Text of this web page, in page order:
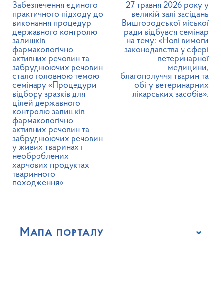
Забезпечення єдиного
практичного підходу до
виконання процедур
державного контролю
залишків
фармакологічно
активних речовин та
забруднюючих речовин
стало головною темою
семінару «Процедури
відбору зразків для
цілей державного
контролю залишків
фармакологічно
активних речовин та
забруднюючих речовин
у живих тваринах і
необроблених
харчових продуктах
тваринного
походження»
27 травня 2026 року у
великій залі засідань
Вишгородської міської
ради відбувся семінар
на тему: «Нові вимоги
законодавства у сфері
ветеринарної
медицини,
благополуччя тварин та
обігу ветеринарних
лікарських засобів».
Мапа порталу